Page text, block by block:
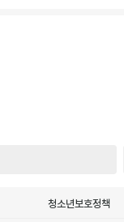
청소년보호정책